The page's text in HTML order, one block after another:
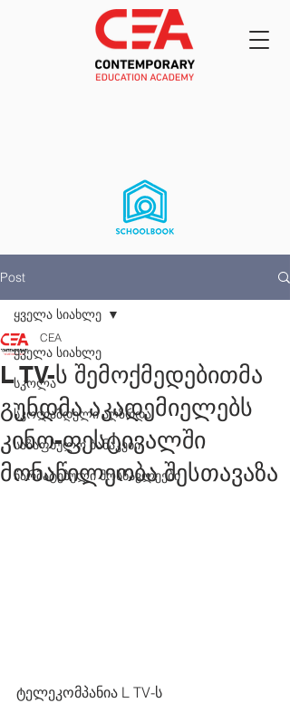
Post
ყველა სიახლე
სკოლა
სკოლამდელი აღზრდა
საზაფხულო ბანაკები
წარმატებული მოსწავლეები
ყველა სიახლე
L TV-ს შემოქმედებითმა
გუნდმა აკადემიელებს
კინო-ფესტივალში
მონაწილეობა შესთავაზა
CEA
ტელეკომპანია L TV-ს